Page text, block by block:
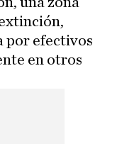
por efectivos
en otros